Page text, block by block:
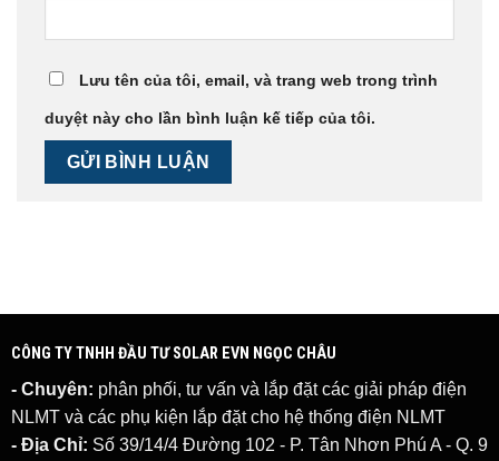
Lưu tên của tôi, email, và trang web trong trình
duyệt này cho lần bình luận kế tiếp của tôi.
CÔNG TY TNHH ĐẦU TƯ SOLAR EVN NGỌC CHÂU
- Chuyên: phân phối, tư vấn và lắp đặt các giải pháp điện
NLMT và các phụ kiện lắp đặt cho hệ thống điện NLMT
- Địa Chỉ: Số 39/14/4 Đường 102 - P. Tân Nhơn Phú A - Q. 9